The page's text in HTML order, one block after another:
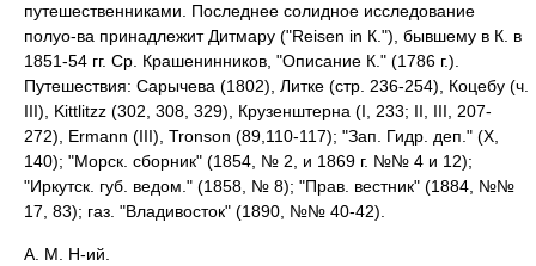
путешественниками. Последнее солидное исследование
полуо-ва принадлежит Дитмару ("Reisen in К."), бывшему в К. в
1851-54 гг. Ср. Крашенинников, "Описание К." (1786 г.).
Путешествия: Сарычева (1802), Литке (стр. 236-254), Коцебу (ч.
III), Kittlitzz (302, 308, 329), Крузенштерна (I, 233; II, III, 207-
272), Ermann (III), Tronson (89,110-117); "Зап. Гидр. деп." (X,
140); "Морск. сборник" (1854, № 2, и 1869 г. №№ 4 и 12);
"Иркутск. губ. ведом." (1858, № 8); "Прав. вестник" (1884, №№
17, 83); газ. "Владивосток" (1890, №№ 40-42).
А. М. Н-ий.